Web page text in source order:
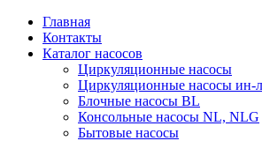
Главная
Контакты
Каталог насосов
Циркуляционные насосы
Циркуляционные насосы ин-
Блочные насосы BL
Консольные насосы NL, NLG
Бытовые насосы